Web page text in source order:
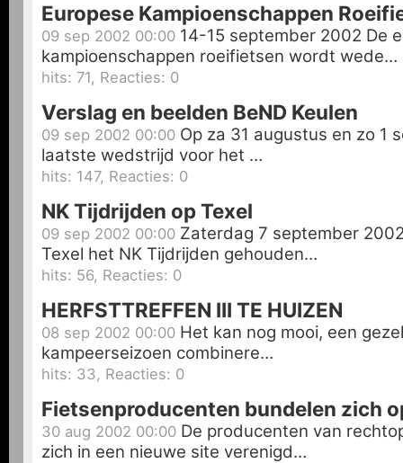
Europese Kampioenschappen
09 sep 2002 00:00 14-15 september 2002 De
kampioenschappen roeifietsen wordt wede…
hits: 71, Reacties: 0
Verslag en beelden BeND Keulen
09 sep 2002 00:00 Op za 31 augustus en zo 1
laatste wedstrijd voor het …
hits: 147, Reacties: 0
NK Tijdrijden op Texel
09 sep 2002 00:00 Zaterdag 7 september
Texel het NK Tijdrijden gehouden…
hits: 56, Reacties: 0
HERFSTTREFFEN III TE HUIZEN
08 sep 2002 00:00 Het kan nog mooi, een
kampeerseizoen combinere…
hits: 33, Reacties: 0
Fietsenproducenten bundelen zich
30 aug 2002 00:00 De producenten van
zich in een nieuwe site verenigd…